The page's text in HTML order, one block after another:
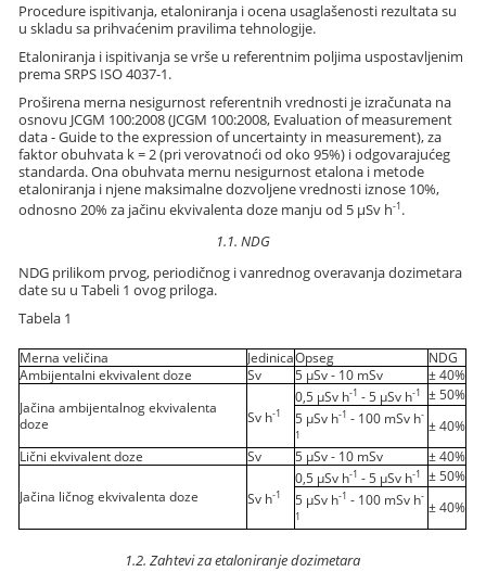
Procedure ispitivanja, etaloniranja i ocena usaglašenosti rezultata su
u skladu sa prihvaćenim pravilima tehnologije.
Etaloniranja i ispitivanja se vrše u referentnim poljima uspostavljenim
prema SRPS ISO 4037-1.
Proširena merna nesigurnost referentnih vrednosti je izračunata na
osnovu JCGM 100:2008 (JCGM 100:2008, Evaluation of measurement
data - Guide to the expression of uncertainty in measurement), za
faktor obuhvata k = 2 (pri verovatnoći od oko 95%) i odgovarajućeg
standarda. Ona obuhvata mernu nesigurnost etalona i metode
etaloniranja i njene maksimalne dozvoljene vrednosti iznose 10%,
odnosno 20% za jačinu ekvivalenta doze manju od 5 µSv h-1.
1.1. NDG
NDG prilikom prvog, periodičnog i vanrednog overavanja dozimetara
date su u Tabeli 1 ovog priloga.
Tabela 1
Merna veličina JedinicaOpseg
NDG
Ambijentalni ekvivalent doze
Sv 5 µSv - 10 mSv
± 40%
Jačina ambijentalnog ekvivalenta
doze
Sv h-1
0,5 µSv h-1 - 5 µSv h-1
± 50%
5 µSv h-1 - 100 mSv h-
1
± 40%
Lični ekvivalent doze
Sv 5 µSv - 10 mSv ± 40%
Jačina ličnog ekvivalenta doze Sv h-1
0,5 µSv h-1 - 5 µSv h-1
± 50%
5 µSv h-1 - 100 mSv h-
1
± 40%
1.2. Zahtevi za etaloniranje dozimetara